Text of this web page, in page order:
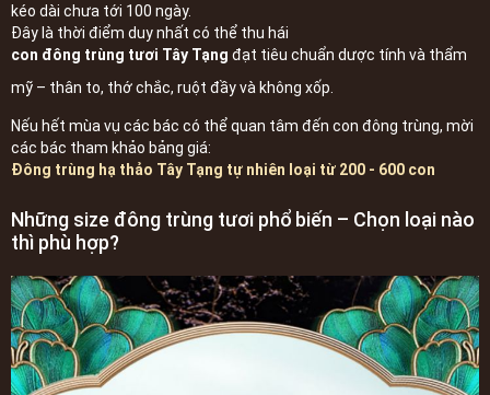
kéo dài chưa tới 100 ngày.
Đây là thời điểm duy nhất có thể thu hái
con đông trùng tươi Tây Tạng đạt tiêu chuẩn dược tính và thẩm
mỹ – thân to, thớ chắc, ruột đầy và không xốp.
Nếu hết mùa vụ các bác có thể quan tâm đến con đông trùng, mời
các bác tham khảo bảng giá:
Đông trùng hạ thảo Tây Tạng tự nhiên loại từ 200 - 600 con
Những size đông trùng tươi phổ biến – Chọn loại nào
thì phù hợp?